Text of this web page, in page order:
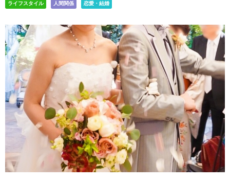
ライフスタイル 人間関係 恋愛・結婚